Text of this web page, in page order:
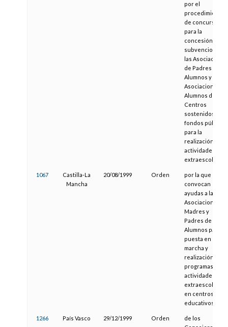
por el
procedimiento
de concurso,
para la
concesión de
subvenciones a
las
de Padres de
Alumnos y
Asociaciones de
Alumnos de
Centros
sostenidos con
fondos públicos
para la
realización de
actividades
extraescolares.
1067
Castilla-La
Mancha
20/08/1999 Orden
por la que se
convocan
ayudas a las
Asociaciones de
Madres y
Padres de
Alumnos para la
puesta en
marcha y
realización de
programas de
actividades
extraescolares
en centros
educativos.
1266 País Vasco 29/12/1999 Orden
de los